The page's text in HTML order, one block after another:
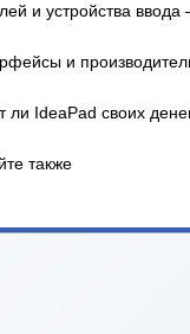
и устройства
и
ли IdeaPad своих
также